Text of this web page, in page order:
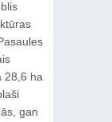
28,6 ha
gan